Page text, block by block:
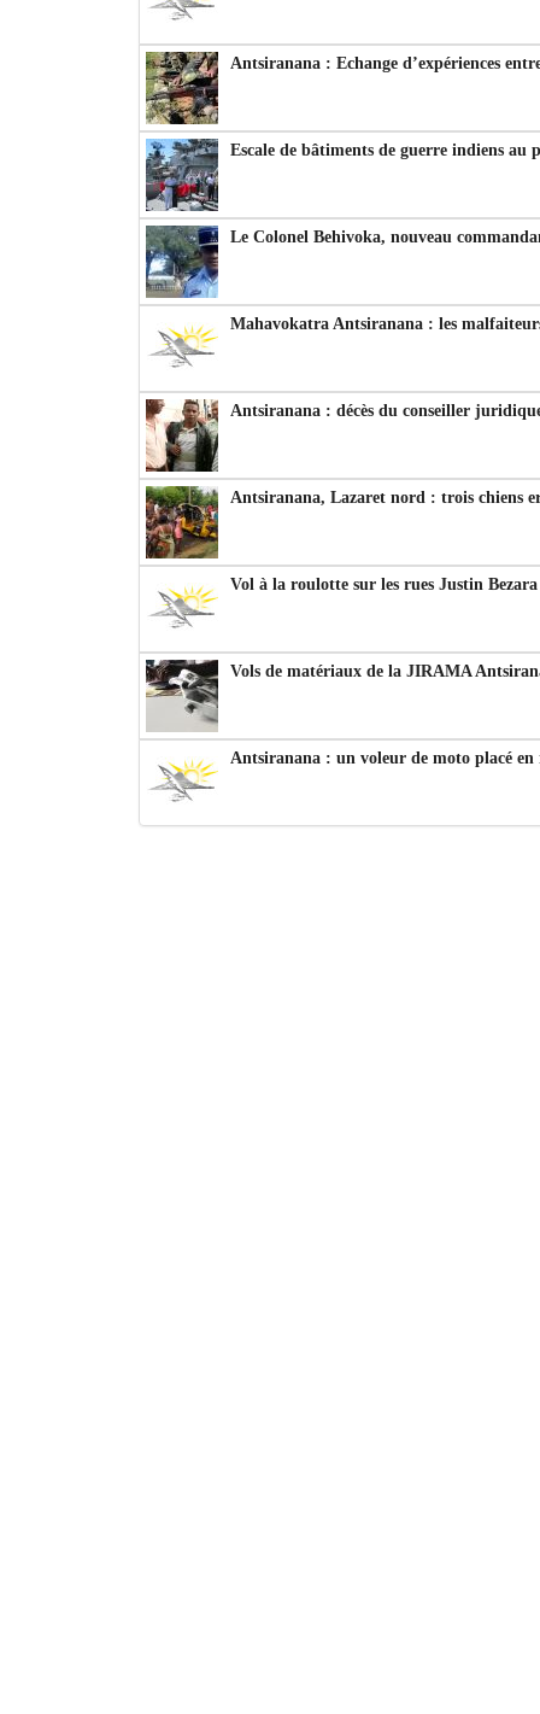
Antsiranana : Echange d’expériences
Escale de bâtiments de guerre indiens au
Le Colonel Behivoka, nouveau
Mahavokatra Antsiranana : les
Antsiranana : décès du conseiller
Antsiranana, Lazaret nord : trois chiens
Vol à la roulotte sur les rues Justin
Vols de matériaux de la JIRAMA
Antsiranana : un voleur de moto placé en